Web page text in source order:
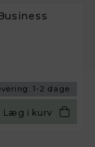
1-2 dage
Læg i kurv